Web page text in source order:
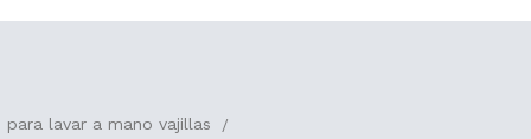
para lavar a mano vajillas